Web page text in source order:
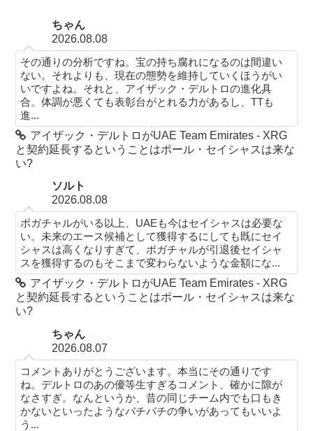
ちゃん
2026.08.08
その通りの分析ですね。宝の持ち腐れになるのは間違い
ない。それよりも、現在の態勢を維持していくほうがい
いですよね。それと、アイザック・デルトロの進化具
合。体調が悪くても表彰台がとれる力があるし、TTも
進...
アイザック・デルトロがUAE Team Emirates - XRG
と契約延長するということはポール・セイシャスは来な
い?
ソルト
2026.08.08
ポガチャルがいる以上、UAEも今はセイシャスは必要な
い。未来のエース候補として獲得するにしても既にセイ
シャスは高くなりすぎて、ポガチャルが引退後セイシャ
スを獲得するのもそこまで変わらないような金額にな...
アイザック・デルトロがUAE Team Emirates - XRG
と契約延長するということはポール・セイシャスは来な
い?
ちゃん
2026.08.07
コメントありがとうございます。本当にその通りです
ね。デルトロのあの優等生すぎるコメント、確かに隙が
なさすぎ。なんというか、昔の同じチーム内でも口もき
かないといったようなバチバチの争いがあってもいいよ
う...